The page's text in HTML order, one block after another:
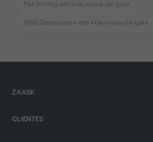
Pet Sitting em vila-nova-de-gaia
Web Developers em vila-nova-de-gaia
ZAASK
CLIENTES